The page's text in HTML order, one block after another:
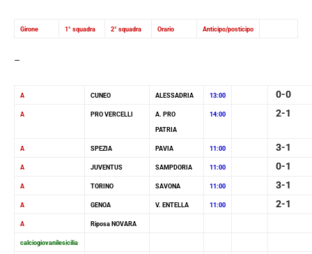
Girone 1° squadra 2° squadra Orario Anticipo/posticipo
–
A CUNEO ALESSADRIA 13:00 0-0
A PRO VERCELLI A. PRO
PATRIA
14:00 2-1
A SPEZIA PAVIA 11:00 3-1
A JUVENTUS SAMPDORIA 11:00 0-1
A TORINO SAVONA 11:00 3-1
A GENOA V. ENTELLA 11:00 2-1
A Riposa NOVARA
calciogiovanilesicilia